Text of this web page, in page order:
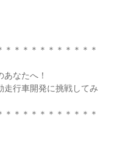
＊＊＊＊＊＊＊＊＊＊＊
なたへ！
走行車開発に挑戦してみ
＊＊＊＊＊＊＊＊＊＊＊